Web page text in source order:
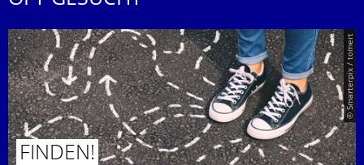
© Smarterpix / tomert
FINDEN!